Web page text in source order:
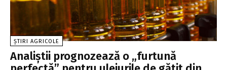
ȘTIRI AGRICOLE
Analiştii prognozează o „furtună